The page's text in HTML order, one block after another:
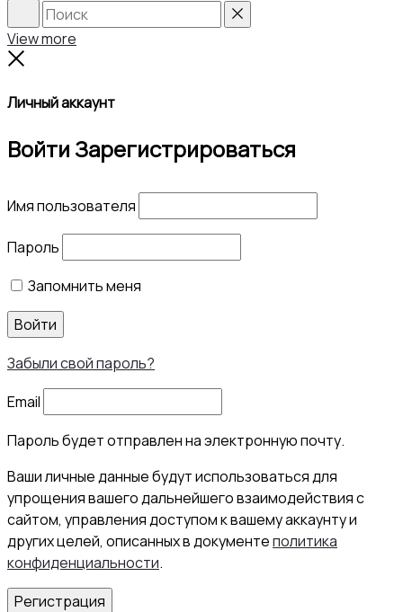
Search
View more
Личный аккаунт
ВойтиЗарегистрироваться
Имя пользователя
Пароль
Запомнить меня
Войти
Забыли свой пароль?
Email
Пароль будет отправлен на электронную почту.
Ваши личные данные будут использоваться для
упрощения вашего дальнейшего взаимодействия с
сайтом, управления доступом к вашему аккаунту и
других целей, описанных в документеполитика
конфиденциальности.
Регистрация